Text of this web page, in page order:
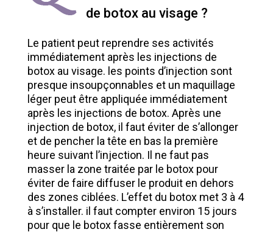
de botox au visage ?
Le patient peut reprendre ses activités
immédiatement après les injections de
botox au visage. les points d’injection sont
presque insoupçonnables et un maquillage
léger peut être appliquée immédiatement
après les injections de botox. Après une
injection de botox, il faut éviter de s’allonger
et de pencher la tête en bas la première
heure suivant l’injection. Il ne faut pas
masser la zone traitée par le botox pour
éviter de faire diffuser le produit en dehors
des zones ciblées. L’effet du botox met 3 à 4
à s’installer. il faut compter environ 15 jours
pour que le botox fasse entièrement son